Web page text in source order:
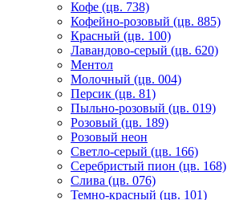
Кофе (цв. 738)
Кофейно-розовый (цв. 885)
Красный (цв. 100)
Лавандово-серый (цв. 620)
Ментол
Молочный (цв. 004)
Персик (цв. 81)
Пыльно-розовый (цв. 019)
Розовый (цв. 189)
Розовый неон
Светло-серый (цв. 166)
Серебристый пион (цв. 168)
Слива (цв. 076)
Темно-красный (цв. 101)